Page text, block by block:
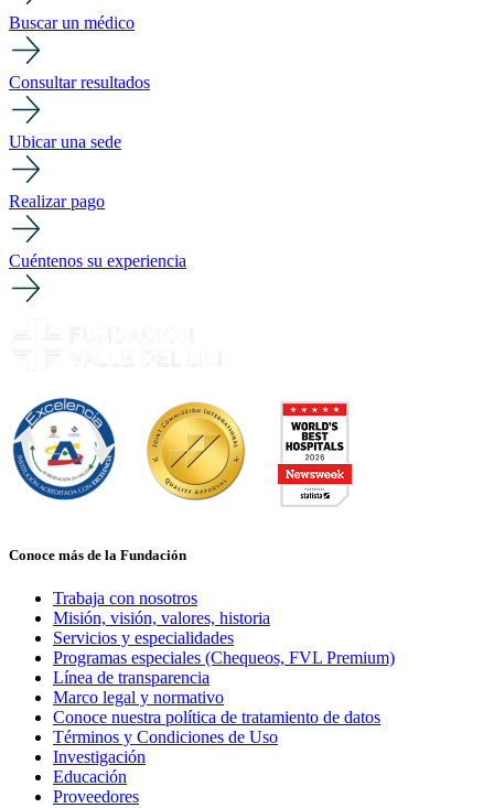
Buscar un médico
Consultar resultados
Ubicar una sede
Realizar pago
Cuéntenos su experiencia
Conoce más de la Fundación
Trabaja con nosotros
Misión, visión, valores, historia
Servicios y especialidades
Programas especiales (Chequeos, FVL Premium)
Línea de transparencia
Marco legal y normativo
Conoce nuestra política de tratamiento de datos
Términos y Condiciones de Uso
Investigación
Educación
Proveedores